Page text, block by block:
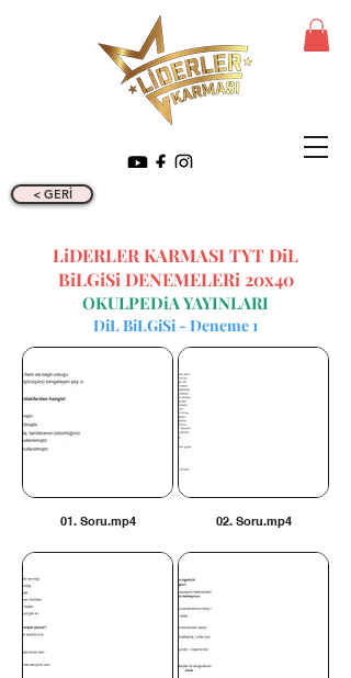
< GERİ
LiDERLER KARMASI TYT DiL
BiLGiSi DENEMELERi 20x40
OKULPEDiA YAYINLARI
DiL BiLGiSi - Deneme 1
01. Soru.mp4 02. Soru.mp4